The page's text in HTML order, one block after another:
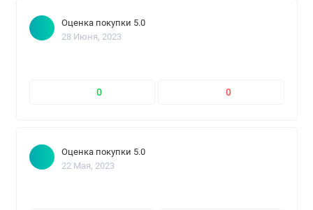
Оценка покупки 5.0
28 Июня, 2023
0 0
Оценка покупки 5.0
22 Мая, 2023